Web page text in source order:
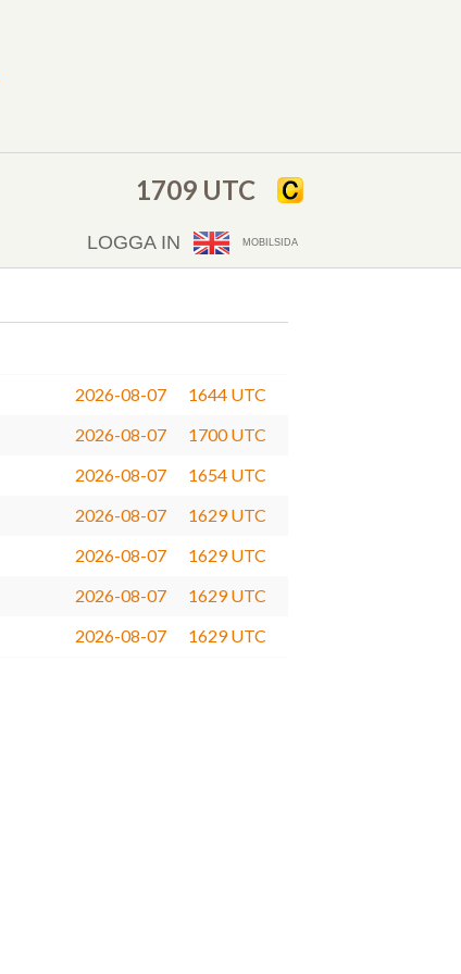
1709 UTC
MOBILSIDA
LOGGA IN
2026-08-07
1644 UTC
2026-08-07
1700 UTC
2026-08-07
1654 UTC
2026-08-07
1629 UTC
2026-08-07
1629 UTC
2026-08-07
1629 UTC
2026-08-07 1629 UTC